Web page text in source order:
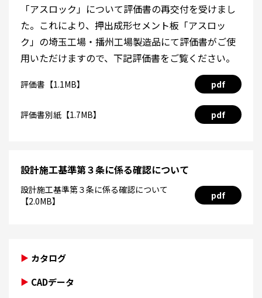
「アスロック」について評価書の再交付を受けまし
た。これにより、押出成形セメント板「アスロッ
ク」の埼玉工場・播州工場製造品にて評価書がご使
用いただけますので、下記評価書をご覧ください。
評価書【1.1MB】 pdf
評価書別紙【1.7MB】 pdf
設計施工基準第３条に係る確認について
設計施工基準第３条に係る確認について
【2.0MB】
pdf
カタログ
CADデータ